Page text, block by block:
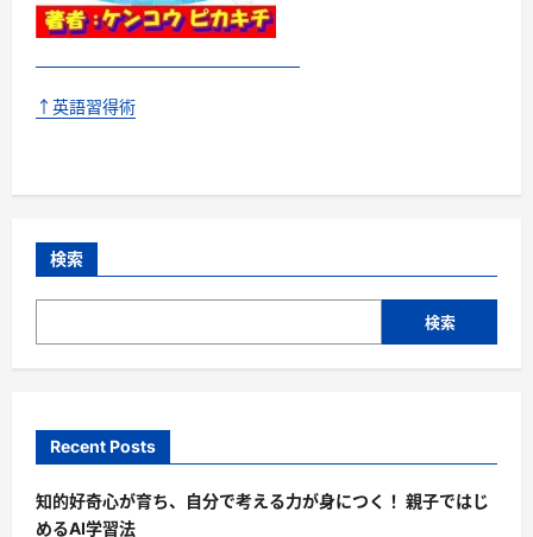
↑英語習得術
検索
検索
Recent Posts
知的好奇心が育ち、自分で考える力が身につく！ 親子ではじ
めるAI学習法